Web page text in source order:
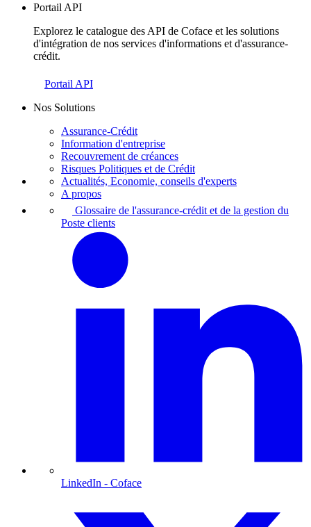
Portail API
Explorez le catalogue des API de Coface et les solutions
d'intégration de nos services d'informations et d'assurance-
crédit.
Portail API
Nos Solutions
Assurance-Crédit
Information d'entreprise
Recouvrement de créances
Risques Politiques et de Crédit
Actualités, Economie, conseils d'experts
A propos
Glossaire de l'assurance-crédit et de la gestion du
Poste clients
LinkedIn - Coface